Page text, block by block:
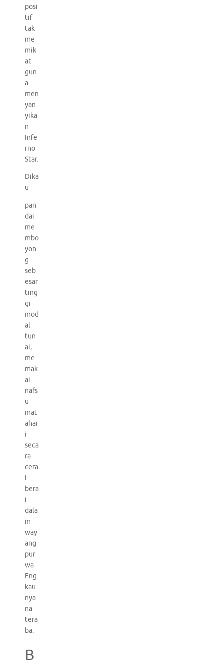
posi
tif
tak
me
mik
at
gun
a
men
yan
yika
n
Infe
rno
Star.
Dika
u
pan
dai
me
mbo
yon
g
seb
esar
ting
gi
mod
al
tun
ai,
me
mak
ai
nafs
u
mat
ahar
i
seca
ra
cera
i-
bera
i
dala
m
way
ang
pur
wa
Eng
kau
nya
na
tera
ba.
B